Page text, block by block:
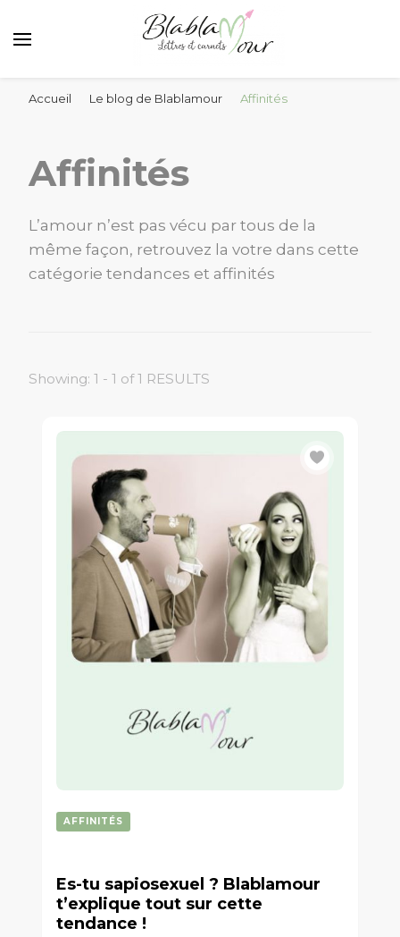
Blablamour
Accueil
Le blog de Blablamour Affinités
Affinités
L’amour n’est pas vécu par tous de la
même façon, retrouvez la votre dans cette
catégorie tendances et affinités
Showing: 1 - 1 of 1 RESULTS
AFFINITÉS
Es-tu sapiosexuel ? Blablamour
t’explique tout sur cette
tendance !